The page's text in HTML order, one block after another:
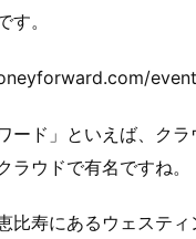
す。
ード」といえば、ク
ラウドで有名ですね。
比寿にあるウェスティ